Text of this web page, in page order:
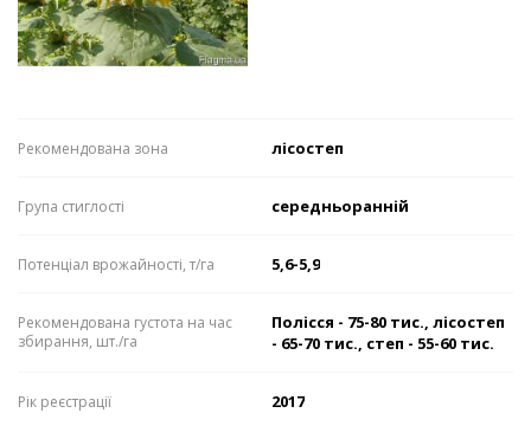
Рекомендована зона лісостеп
Група стиглості середньоранній
Потенціал врожайності, т/га 5,6-5,9
Рекомендована густота на час
збирання, шт./га
Полісся - 75-80 тис., лісостеп
- 65-70 тис., степ - 55-60 тис.
Рік реєстрації 2017